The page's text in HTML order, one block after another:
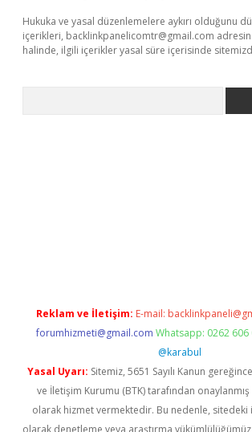
Hukuka ve yasal düzenlemelere aykırı olduğunu
içerikleri, backlinkpanelicomtr@gmail.com
halinde, ilgili içerikler yasal süre içerisinde
Reklam ve İletişim: E-mail:
forumhizmeti@gmail.com Whatsapp: 0262 606
@karabul
Yasal Uyarı: Sitemiz, 5651 Sayılı Kanun
ve İletişim Kurumu (BTK) tarafından onaylanmış
olarak hizmet vermektedir. Bu nedenle,
olarak denetleme veya araştırma